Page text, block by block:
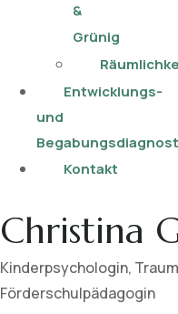
&
Grünig
Entwicklungs-
und
Kontakt
Christina
Kinderpsychologin,
Förderschulpädagogin